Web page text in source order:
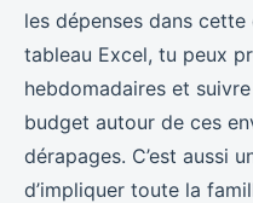
les dépenses dans
tableau Excel, tu peux
hebdomadaires et
budget autour de ces
dérapages. C’est aussi
d’impliquer toute la